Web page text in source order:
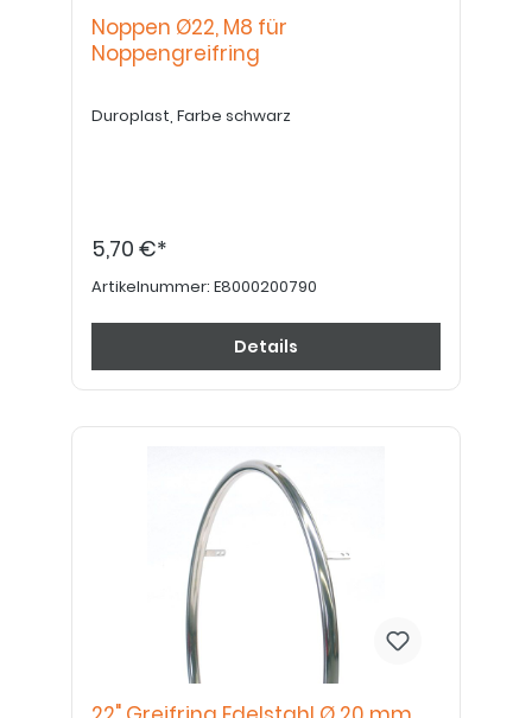
Noppen Ø22, M8 für
Noppengreifring
Duroplast, Farbe schwarz
5,70 €*
Artikelnummer: E8000200790
Details